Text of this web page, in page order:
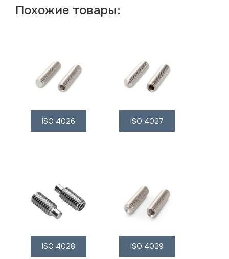
Похожие товары:
ISO 4026 ISO 4027
ISO 4028 ISO 4029